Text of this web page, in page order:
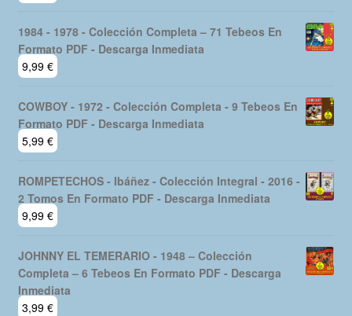
1984 - 1978 - Colección Completa – 71 Tebeos En
Formato PDF - Descarga Inmediata
9,99 €
COWBOY - 1972 - Colección Completa - 9 Tebeos En
Formato PDF - Descarga Inmediata
5,99 €
ROMPETECHOS - Ibáñez - Colección Integral - 2016 -
2 Tomos En Formato PDF - Descarga Inmediata
9,99 €
JOHNNY EL TEMERARIO - 1948 – Colección
Completa – 6 Tebeos En Formato PDF - Descarga
Inmediata
3,99 €